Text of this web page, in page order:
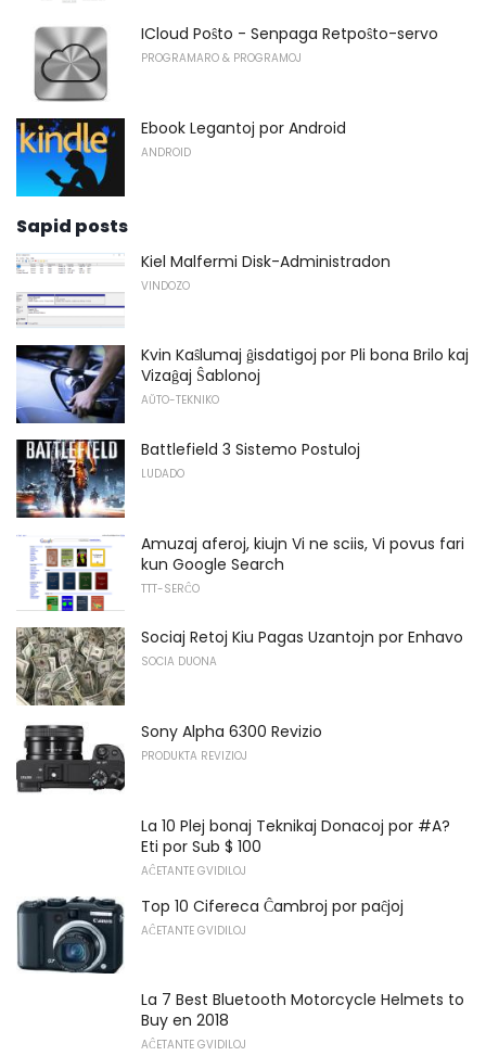
ICloud Poŝto - Senpaga Retpoŝto-servo
PROGRAMARO & PROGRAMOJ
Ebook Legantoj por Android
ANDROID
Sapid posts
Kiel Malfermi Disk-Administradon
VINDOZO
Kvin Kaŝlumaj ĝisdatigoj por Pli bona Brilo kaj
Vizaĝaj Ŝablonoj
AŬTO-TEKNIKO
Battlefield 3 Sistemo Postuloj
LUDADO
Amuzaj aferoj, kiujn Vi ne sciis, Vi povus fari
kun Google Search
TTT-SERĈO
Sociaj Retoj Kiu Pagas Uzantojn por Enhavo
SOCIA DUONA
Sony Alpha 6300 Revizio
PRODUKTA REVIZIOJ
La 10 Plej bonaj Teknikaj Donacoj por #A?
Eti por Sub $ 100
AĈETANTE GVIDILOJ
Top 10 Cifereca Ĉambroj por paĉjoj
AĈETANTE GVIDILOJ
La 7 Best Bluetooth Motorcycle Helmets to
Buy en 2018
AĈETANTE GVIDILOJ